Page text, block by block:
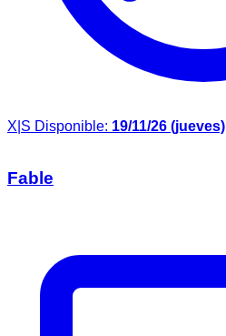
X|S Disponible: 19/11/26 (jueves)
Fable